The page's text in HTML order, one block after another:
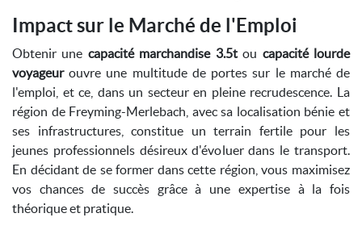
Impact sur le Marché de l'Emploi
Obtenir une capacité marchandise 3.5tou capacité lourde
voyageurouvre une multitude de portes sur le marché de
l'emploi, et ce, dans un secteur en pleine recrudescence. La
région de Freyming-Merlebach, avec sa localisation bénie et
ses infrastructures, constitue un terrain fertile pour les
jeunes professionnels désireux d'évoluer dans le transport.
En décidant de se former dans cette région, vous maximisez
vos chances de succès grâce à une expertise à la fois
théorique et pratique.